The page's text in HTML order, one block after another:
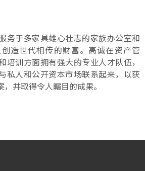
务于多家具雄心壮志的家族办公室和
造世代相传的财富。高诚在资产管
培训方面拥有强大的专业人才队伍，
私人和公开资本市场联系起来，以获
并取得令人瞩目的成果。